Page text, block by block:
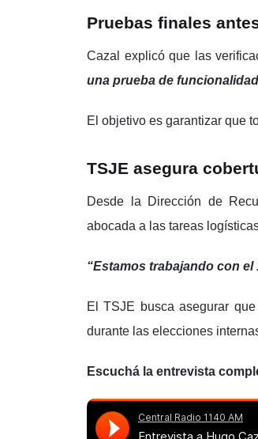
Pruebas finales
Cazal explicó que las
una prueba de
El objetivo es garantizar que
TSJE asegura
Desde la Dirección de
abocada a las tareas
“Estamos trabajando con
El TSJE busca asegurar
durante las elecciones
Escuchá la entrevista